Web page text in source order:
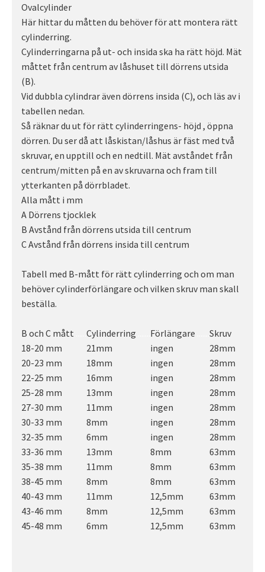
Ovalcylinder
Här hittar du måtten du behöver för att montera rätt
cylinderring.
Cylinderringarna på ut- och insida ska ha rätt höjd. Mät
måttet från centrum av låshuset till dörrens utsida
(B).
Vid dubbla cylindrar även dörrens insida (C), och läs av i
tabellen nedan.
Så räknar du ut för rätt cylinderringens- höjd , öppna
dörren. Du ser då att låskistan/låshus är fäst med två
skruvar, en upptill och en nedtill. Mät avståndet från
centrum/mitten på en av skruvarna och fram till
ytterkanten på dörrbladet.
Alla mått i mm
A Dörrens tjocklek
B Avstånd från dörrens utsida till centrum
C Avstånd från dörrens insida till centrum
Tabell med B-mått för rätt cylinderring och om man
behöver cylinderförlängare och vilken skruv man skall
beställa.
B och C mått Cylinderring Förlängare
Skruv
18-20 mm
21mm ingen
28mm
20-23 mm
18mm ingen
28mm
22-25 mm
16mm ingen
28mm
25-28 mm
13mm ingen
28mm
27-30 mm
11mm ingen
28mm
30-33 mm
8mm ingen
28mm
32-35 mm
6mm ingen
28mm
33-36 mm
13mm 8mm
63mm
35-38 mm
11mm 8mm
63mm
38-45 mm
8mm 8mm
63mm
40-43 mm
11mm 12,5mm
63mm
43-46 mm
8mm 12,5mm
63mm
45-48 mm
6mm 12,5mm 63mm